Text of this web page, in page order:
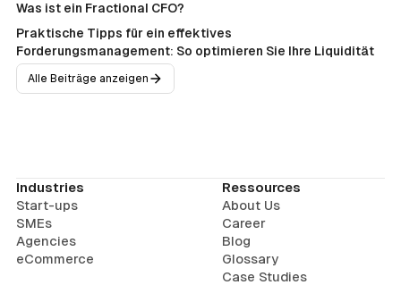
Was ist ein Fractional CFO?
Praktische Tipps für ein effektives
Forderungsmanagement: So optimieren Sie Ihre Liquidität
Alle Beiträge anzeigen
Industries
Start-ups
SMEs
Agencies
eCommerce
Ressources
About Us
Career
Blog
Glossary
Case Studies